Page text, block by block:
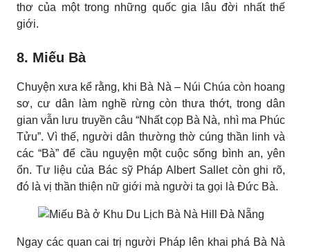
thơ của một trong những quốc gia lâu đời nhất thế
giới.
8. Miếu Bà
Chuyện xưa kể rằng, khi Bà Nà – Núi Chúa còn hoang
sơ, cư dân làm nghề rừng còn thưa thớt, trong dân
gian vẫn lưu truyền câu “Nhất cọp Bà Nà, nhì ma Phúc
Tửu”. Vì thế, người dân thường thờ cúng thần linh và
các “Bà” để cầu nguyện một cuộc sống bình an, yên
ổn. Tư liệu của Bác sỹ Pháp Albert Sallet còn ghi rõ,
đó là vị thần thiện nữ giới mà người ta gọi là Đức Bà.
Ngay các quan cai trị người Pháp lên khai phá Bà Nà